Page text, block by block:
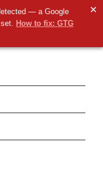
— a Google
How to fix: GTG
✕